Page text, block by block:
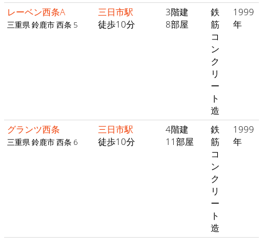
レーベン西条A
三重県 鈴鹿市 西条 5
三日市駅
徒歩10分
3階建
8部屋
鉄
筋
コ
ン
ク
リ
ー
ト
造
1999
年
グランツ西条
三重県 鈴鹿市 西条 6
三日市駅
徒歩10分
4階建
11部屋
鉄
筋
コ
ン
ク
リ
ー
ト
造
1999
年